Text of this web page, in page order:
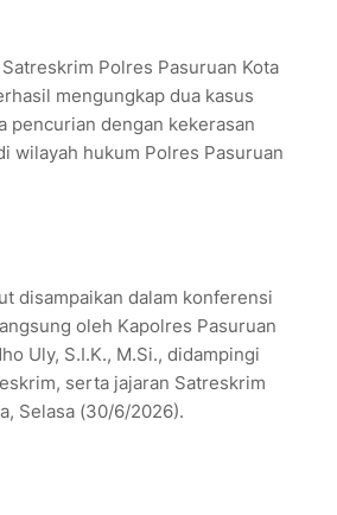
Polres Pasuruan Kota
mengungkap dua kasus
pencurian dengan kekerasan
wilayah hukum Polres Pasuruan
disampaikan dalam konferensi
oleh Kapolres Pasuruan
Uly, S.I.K., M.Si., didampingi
serta jajaran Satreskrim
Selasa (30/6/2026).